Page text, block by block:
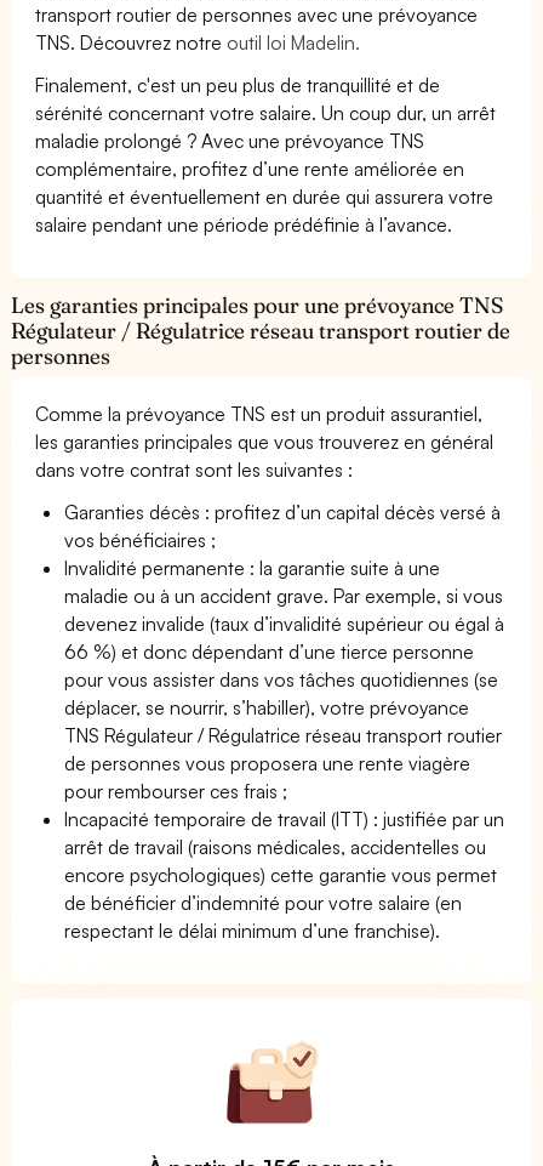
transport routier de personnes avec une prévoyance
TNS. Découvrez notre outil loi Madelin.
Finalement, c'est un peu plus de tranquillité et de
sérénité concernant votre salaire. Un coup dur, un arrêt
maladie prolongé ? Avec une prévoyance TNS
complémentaire, profitez d’une rente améliorée en
quantité et éventuellement en durée qui assurera votre
salaire pendant une période prédéfinie à l’avance.
Les garanties principales pour une prévoyance TNS
Régulateur / Régulatrice réseau transport routier de
personnes
Comme la prévoyance TNS est un produit assurantiel,
les garanties principales que vous trouverez en général
dans votre contrat sont les suivantes :
Garanties décès : profitez d’un capital décès versé à
vos bénéficiaires ;
Invalidité permanente : la garantie suite à une
maladie ou à un accident grave. Par exemple, si vous
devenez invalide (taux d’invalidité supérieur ou égal à
66 %) et donc dépendant d’une tierce personne
pour vous assister dans vos tâches quotidiennes (se
déplacer, se nourrir, s’habiller), votre prévoyance
TNS Régulateur / Régulatrice réseau transport routier
de personnes vous proposera une rente viagère
pour rembourser ces frais ;
Incapacité temporaire de travail (ITT) : justifiée par un
arrêt de travail (raisons médicales, accidentelles ou
encore psychologiques) cette garantie vous permet
de bénéficier d’indemnité pour votre salaire (en
respectant le délai minimum d’une franchise).